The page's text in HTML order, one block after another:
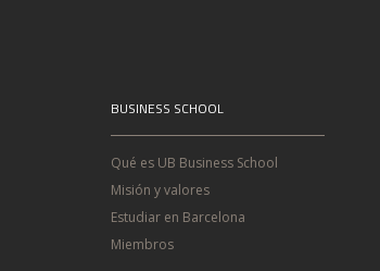
BUSINESS SCHOOL
Qué es UB Business School
Misión y valores
Estudiar en Barcelona
Miembros